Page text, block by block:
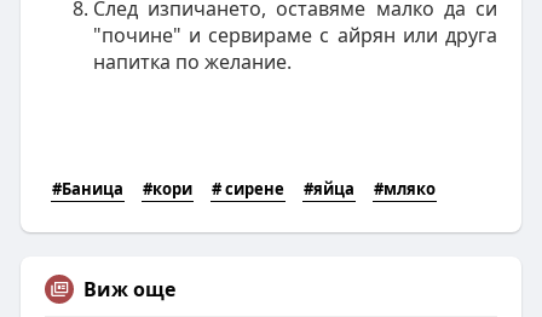
След изпичането, оставяме малко да си
"почине" и сервираме с айрян или друга
напитка по желание.
#Баница #кори # сирене #яйца #мляко
Виж още